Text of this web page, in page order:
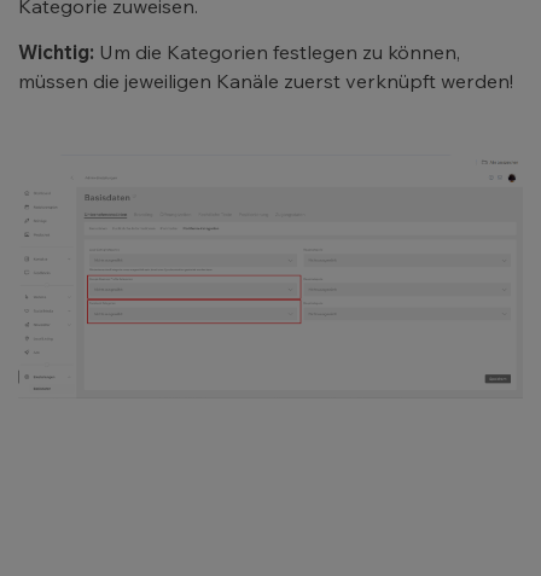
Kategorie zuweisen.
Wichtig: Um die Kategorien festlegen zu können,
müssen die jeweiligen Kanäle zuerst verknüpft werden!